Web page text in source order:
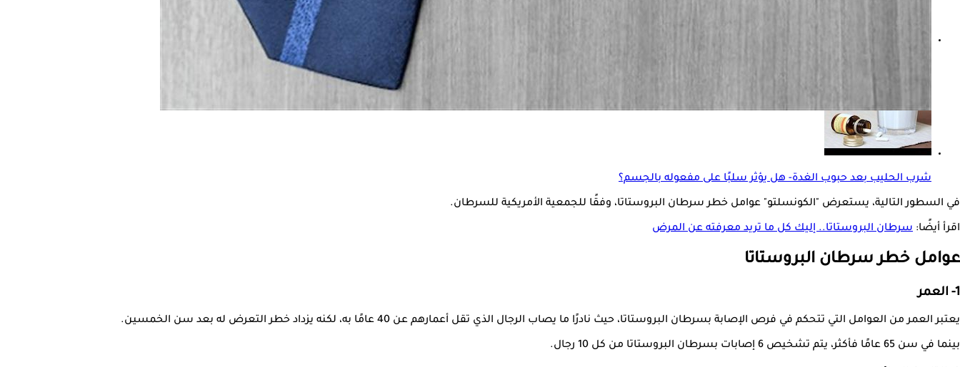
شرب الحليب بعد حبوب الغدة- هل يؤثر سلبًا على مفعوله بالجسم؟
في السطور التالية، يستعرض "الكونسلتو" عوامل خطر سرطان البروستاتا، وفقًا للجمعية الأمريكية للسرطان.
اقرأ أيضًا: سرطان البروستاتا.. إليك كل ما تريد معرفته عن المرض
عوامل خطر سرطان البروستاتا
1- العمر
يعتبر العمر من العوامل التي تتحكم في فرص الإصابة بسرطان البروستاتا، حيث نادرًا ما يصاب الرجال الذي تقل أعمارهم عن 40 عامًا به، لكنه يزداد خطر التعرض له بعد سن الخمسين.
بينما في سن 65 عامًا فأكثر، يتم تشخيص 6 إصابات بسرطان البروستاتا من كل 10 رجال.